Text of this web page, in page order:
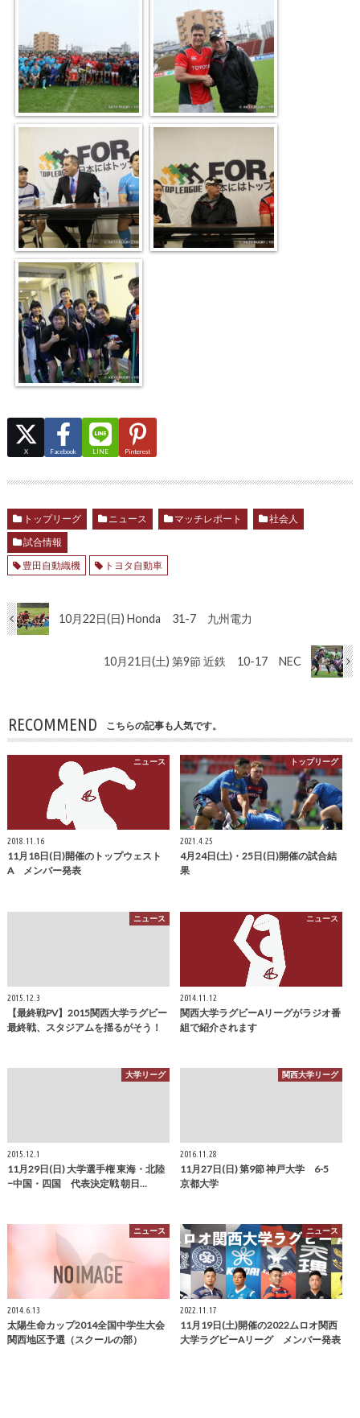
X Facebook LINE Pinterest
トップリーグ ニュース マッチレポート
社会人
試合情報
豊田自動織機
トヨタ自動車
10月22日(日) Honda 31-7 九州電力
10月21日(土) 第9節 近鉄 10-17 NEC
RECOMMEND こちらの記事も人気です。
ニュース
2018.11.16
11月18日(日)開催のトップウェスト
A メンバー発表
トップリーグ
2021.4.25
4月24日(土)・25日(日)開催の試合結
果
ニュース
2015.12.3
【最終戦PV】2015関西大学ラグビー
最終戦、スタジアムを揺るがそう！
ニュース
2014.11.12
関西大学ラグビーAリーグがラジオ番
組で紹介されます
大学リーグ
2015.12.1
11月29日(日) 大学選手権 東海・北陸
−中国・四国 代表決定戦 朝日…
関西大学リーグ
2016.11.28
11月27日(日) 第9節 神戸大学 6-5
京都大学
ニュース
2014.6.13
太陽生命カップ2014全国中学生大会
関西地区予選（スクールの部）
ニュース
2022.11.17
11月19日(土)開催の2022ムロオ関西
大学ラグビーAリーグ メンバー発表